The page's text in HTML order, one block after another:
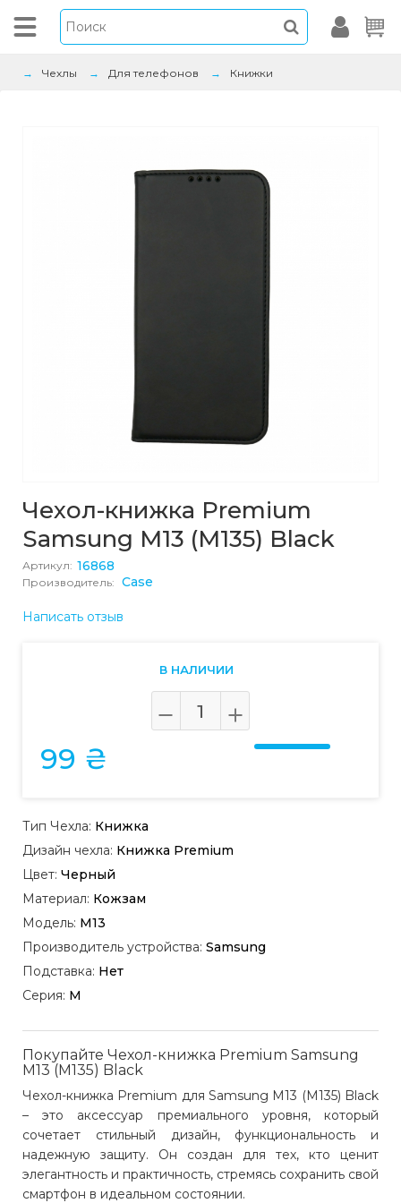
Чехлы Для телефонов Книжки
Чехол-книжка Premium
Samsung M13 (M135) Black
Артикул: 16868
Производитель: Case
Написать отзыв
В НАЛИЧИИ
99 ₴
Тип Чехла: Книжка
Дизайн чехла: Книжка Premium
Цвет: Черный
Материал: Кожзам
Модель: M13
Производитель устройства: Samsung
Подставка: Нет
Серия: M
Покупайте Чехол-книжка Premium Samsung
M13 (M135) Black
Чехол-книжка Premium для Samsung M13 (M135) Black
– это аксессуар премиального уровня, который
сочетает стильный дизайн, функциональность и
надежную защиту. Он создан для тех, кто ценит
элегантность и практичность, стремясь сохранить свой
смартфон в идеальном состоянии.